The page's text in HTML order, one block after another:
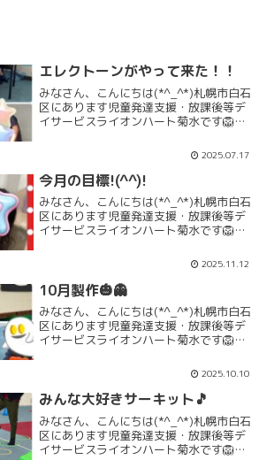
エレクトーンがやって来た！！
みなさん、こんにちは(*^_^*)札幌市白石
区にあります児童発達支援・放課後等デ
イサービスライオンハート菊水です🦁お
ーンを譲り受けました👏👏👏リズム活動
の幅が広がります。大切に使いたいと思
います。ありがと...
2025.07.17
今月の目標!(^^)!
みなさん、こんにちは(*^_^*)札幌市白石
区にあります児童発達支援・放課後等デ
イサービスライオンハート菊水です🦁毎
と、個人目標を決めます。ひとりで考え
るのが難しい時は、職員と一緒に考える
んですよ(*^-^...
2025.11.12
10月製作🎃👻
みなさん、こんにちは(*^_^*)札幌市白石
区にあります児童発達支援・放課後等デ
イサービスライオンハート菊水です🦁今
みんなそれぞれ顔の表情が豊かで、可愛
いオバケが出来ましたよ👻「10月活動」
「10月お知ら...
2025.10.10
みんな大好きサーキット🎵
みなさん、こんにちは(*^_^*)札幌市白石
区にあります児童発達支援・放課後等デ
イサービスライオンハート菊水です🦁み